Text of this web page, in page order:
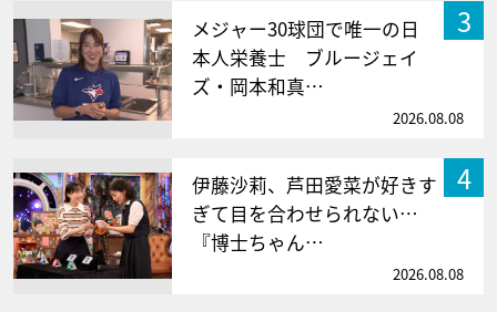
3
メジャー30球団で唯一の日
本人栄養士 ブルージェイ
ズ・岡本和真…
2026.08.08
4
伊藤沙莉、芦田愛菜が好きす
ぎて目を合わせられない…
『博士ちゃん…
2026.08.08